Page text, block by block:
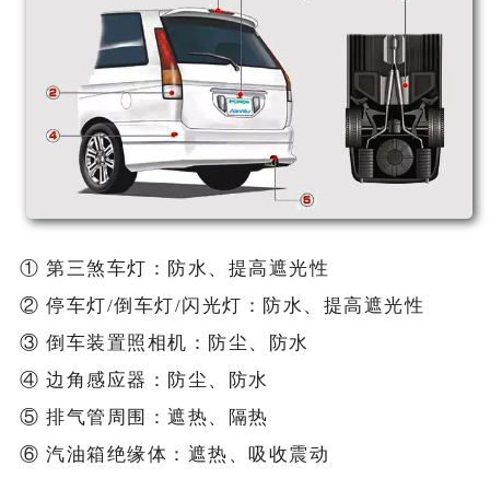
① 第三煞车灯：防水、提高遮光性
② 停车灯/倒车灯/闪光灯：防水、提高遮光性
③ 倒车装置照相机：防尘、防水
④ 边角感应器：防尘、防水
⑤ 排气管周围：遮热、隔热
⑥ 汽油箱绝缘体：遮热、吸收震动